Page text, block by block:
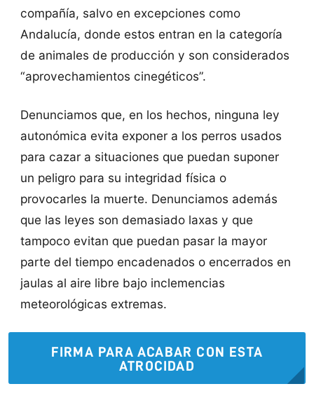
compañía, salvo en excepciones como
Andalucía, donde estos entran en la categoría
de animales de producción y son considerados
“aprovechamientos cinegéticos”.
Denunciamos que, en los hechos, ninguna ley
autonómica evita exponer a los perros usados
para cazar a situaciones que puedan suponer
un peligro para su integridad física o
provocarles la muerte. Denunciamos además
que las leyes son demasiado laxas y que
tampoco evitan que puedan pasar la mayor
parte del tiempo encadenados o encerrados en
jaulas al aire libre bajo inclemencias
meteorológicas extremas.
FIRMA PARA ACABAR CON ESTA
ATROCIDAD